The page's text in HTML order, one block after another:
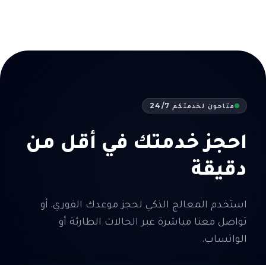
متاحون لخدمتكم 24/7
احجز خدمتك في أقل من
دقيقة
استخدم المعالج الذكي لحجز موعدك الفوري. أو
تواصل معنا مباشرة عبر الحالات الطارئة أو
الواتساب.